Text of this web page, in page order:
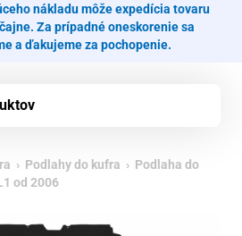
nákladu môže expedícia tovaru
Za prípadné oneskorenie sa
a ďakujeme za pochopenie.
› Podlahy do kufra › Podlaha do
od 2006